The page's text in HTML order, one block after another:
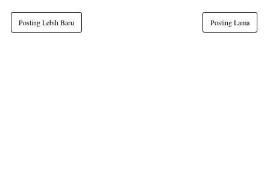
Posting Lebih Baru Posting Lama